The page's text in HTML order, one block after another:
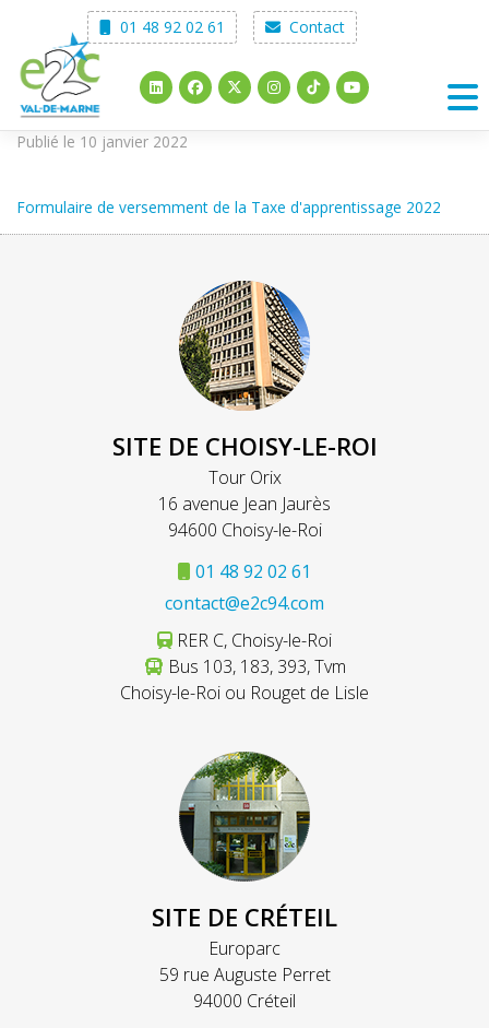
content
01 48 92 02 61 Contact
Publié le 10 janvier 2022
Formulaire de versemment de la Taxe d'apprentissage 2022
SITE DE CHOISY-LE-ROI
Tour Orix
16 avenue Jean Jaurès
94600 Choisy-le-Roi
01 48 92 02 61
contact@e2c94.com
RER C, Choisy-le-Roi
Bus 103, 183, 393, Tvm
Choisy-le-Roi ou Rouget de Lisle
SITE DE CRÉTEIL
Europarc
59 rue Auguste Perret
94000 Créteil